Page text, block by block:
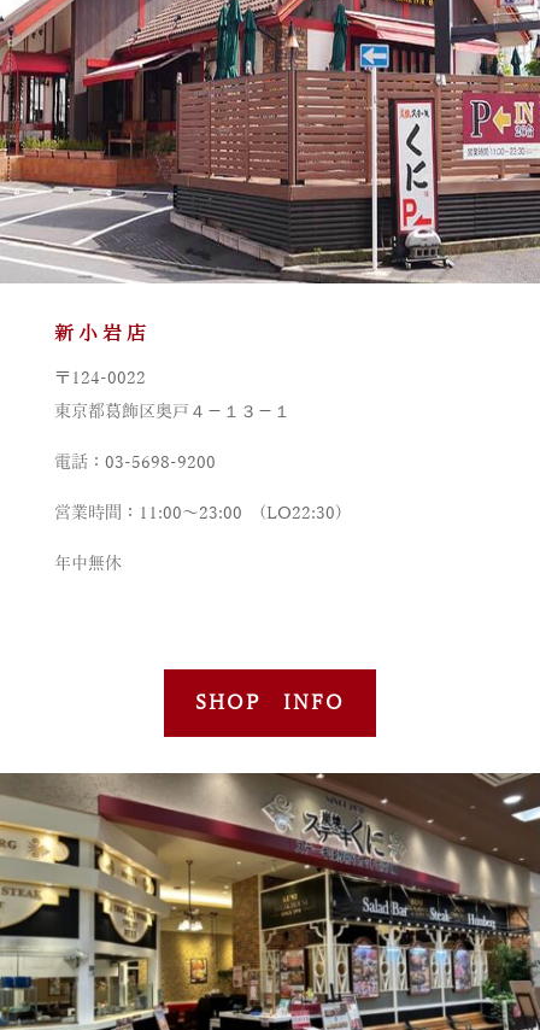
新小岩店
〒124-0022
東京都葛飾区奥戸４－１３－１
電話：03-5698-9200
営業時間：11:00～23:00 (LO22:30)
年中無休
SHOP INFO